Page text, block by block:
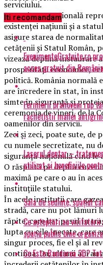
serviciului.
”Securitatea națională
existenței națiunii și a
asigure starea de
cetățenii și Statul Român,
vizează deplina instaurare
prosperității economice,
politică. România normală
are încredere în stat, în
simte în siguranță și
ceremonia de vineri, de la
oamenilor din servicii.
Zeci și zeci, poate sute, de
cu numele secretizate, nu
siguranța națională cînd le
O răsplată pe deplin
maximă pe care o au în
instituțiile statului.
În acele instituții care
stradă, care nu pot lămuri
răpite, care bat pasul în
lupta cu oile înecate, care
singur proces, fie el și al
continua. Da, ultimii ani au
Iti recomandam
EvenimenteGratuite.ro
acces gratuit din România
Fermierii prahoveni rup
rachetiștii mafiei
Laserul dentar –
utilizat si beneficiile
Sala de ședințe, spațiul
Ce așteptări au
spațiu public bine
Ce Este Randarea 3D?